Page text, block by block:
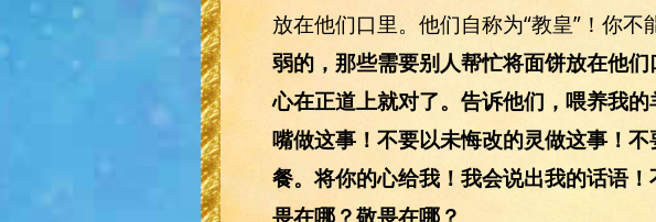
放在他们口里。他们自称为“教皇”！你不
弱的，那些需要别人帮忙将面饼放在他
心在正道上就对了。告诉他们，喂养我
嘴做这事！不要以未悔改的灵做这事！
餐。将你的心给我！我会说出我的话语
畏在哪？敬畏在哪？